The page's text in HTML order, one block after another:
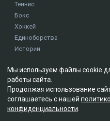
Теннис
Бокс
Хоккей
Единоборства
Истории
Редакция
О проекте
Правила сайта
Мы используем файлы cookie
работы сайта.
Продолжая использование
соглашаетесь с нашей
конфиденциальности